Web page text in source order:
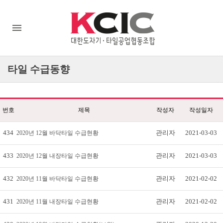
타일 수급동향
번호 제목 작성자 작성일자
434 2020년 12월 바닥타일 수급현황 관리자 2021-03-03
433 2020년 12월 내장타일 수급현황 관리자 2021-03-03
432 2020년 11월 바닥타일 수급현황 관리자 2021-02-02
431 2020년 11월 내장타일 수급현황 관리자 2021-02-02